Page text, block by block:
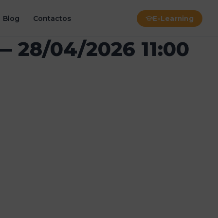
Blog Contactos E-Learning
04/2026 11:00